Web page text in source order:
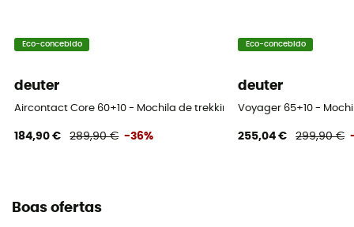
Eco-concebido
deuter
Aircontact Core 60+10 - Mochila de trekking homem
184,90 € 289,90 € -36%
Eco-concebido
deuter
Voyager 65+10 -
255,04 € 299,90 €
Boas ofertas